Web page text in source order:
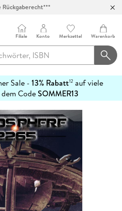
Rückgaberecht***
Filiale Konto Merkzettel Warenkorb
Sale - 13% Rabatt12 auf viele
CodeSOMMER13